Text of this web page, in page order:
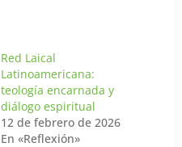
Red Laical
Latinoamericana:
teología encarnada y
diálogo espiritual
12 de febrero de 2026
En «Reflexión»